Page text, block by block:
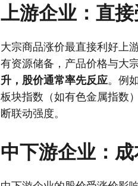
上游企业：直
大宗商品涨价最直接利好上
有资源储备，产品价格与大
升，股价通常率先反应。例
板块指数（如有色金属指数
断联动强度。
中下游企业：